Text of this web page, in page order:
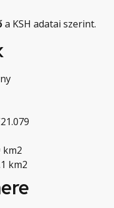
a KSH adatai szerint.
km2
km2